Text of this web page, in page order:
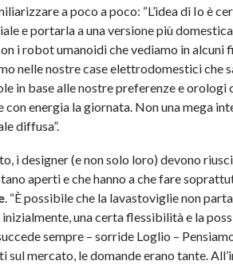
a poco a poco: “L’idea di Io è
e portarla a una versione più
i robot umanoidi che vediamo in alcuni
nelle nostre case elettrodomestici che
in base alle nostre preferenze e orologi
energia la giornata. Non una mega
diffusa”.
i designer (e non solo loro) devono
aperti e che hanno a che fare
. “È possibile che la lavastoviglie non
una certa flessibilità e la
sempre – sorride Loglio –
sul mercato, le domande erano tante.